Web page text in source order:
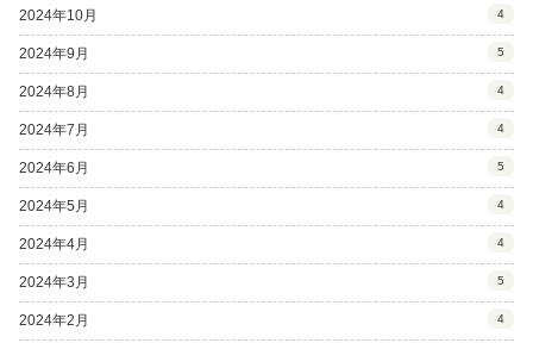
2024年10月 4
2024年9月 5
2024年8月 4
2024年7月 4
2024年6月 5
2024年5月 4
2024年4月 4
2024年3月 5
2024年2月 4